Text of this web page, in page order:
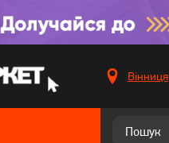
Вінниця